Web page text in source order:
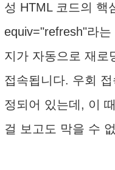
성 HTML 코드의 핵
equiv="refresh"라는
지가 자동으로 재로
접속됩니다. 우회
정되어 있는데, 이
걸 보고도 막을 수